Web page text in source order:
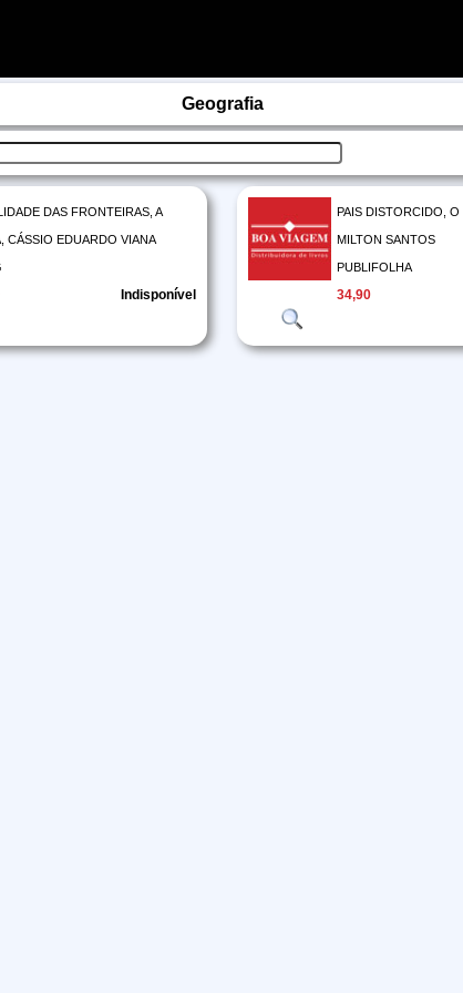
Geografia
DAS FRONTEIRAS, A
CÁSSIO EDUARDO VIANA
Indisponível
PAIS DISTORCIDO, O
MILTON SANTOS
PUBLIFOLHA
34,90